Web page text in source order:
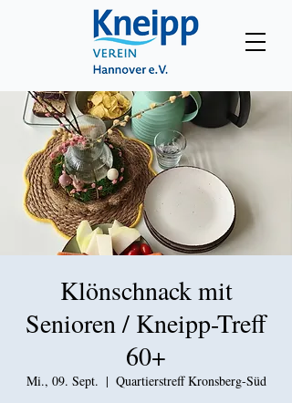
Klönschnack mit
Senioren / Kneipp-Treff
60+
Mi., 09. Sept.
  |
Quartierstreff Kronsberg-Süd